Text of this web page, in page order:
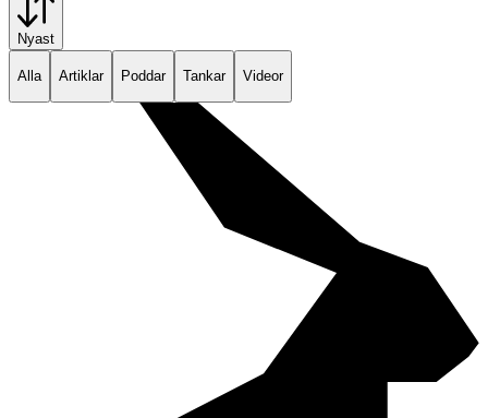
Nyast
Alla Artiklar Poddar Tankar Videor